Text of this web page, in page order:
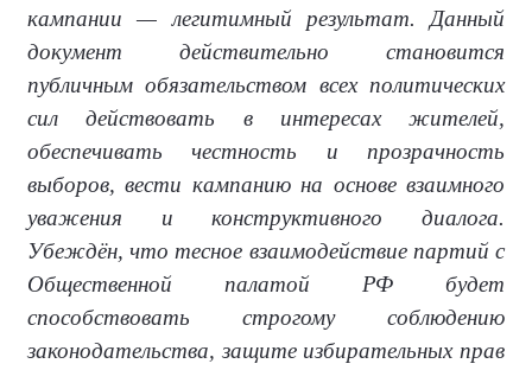
кампании — легитимный результат. Данный
документ действительно становится
публичным обязательством всех политических
сил действовать в интересах жителей,
обеспечивать честность и прозрачность
выборов, вести кампанию на основе взаимного
уважения и конструктивного диалога.
Убеждён, что тесное взаимодействие партий с
Общественной палатой РФ будет
способствовать строгому соблюдению
законодательства, защите избирательных прав